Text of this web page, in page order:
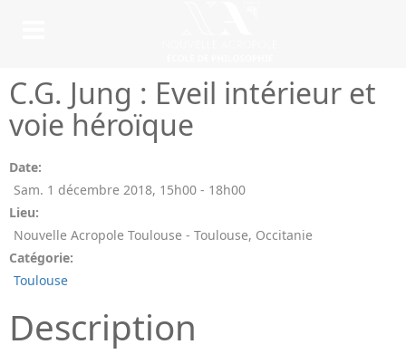
C.G. Jung : Eveil intérieur et
voie héroïque
Date:
Sam. 1 décembre 2018, 15h00 - 18h00
Lieu:
Nouvelle Acropole Toulouse - Toulouse, Occitanie
Catégorie:
Toulouse
Description